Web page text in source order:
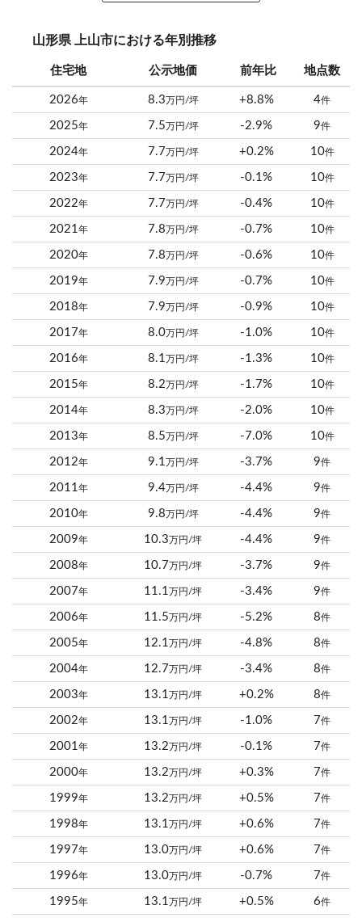
山形県 上山市における年別推移
住宅地 公示地価 前年比 地点数
2026年 8.3 万円/坪 +8.8% 4件
2025年 7.5 万円/坪 -2.9% 9件
2024年 7.7 万円/坪 +0.2% 10件
2023年 7.7 万円/坪 -0.1% 10件
2022年 7.7 万円/坪 -0.4% 10件
2021年 7.8 万円/坪 -0.7% 10件
2020年 7.8 万円/坪 -0.6% 10件
2019年 7.9 万円/坪 -0.7% 10件
2018年 7.9 万円/坪 -0.9% 10件
2017年 8.0万円/坪 -1.0% 10件
2016年 8.1 万円/坪 -1.3% 10件
2015年 8.2 万円/坪 -1.7% 10件
2014年 8.3 万円/坪 -2.0% 10件
2013年 8.5 万円/坪 -7.0% 10件
2012年 9.1 万円/坪 -3.7% 9件
2011年 9.4万円/坪 -4.4% 9件
2010年 9.8 万円/坪 -4.4% 9件
2009年 10.3 万円/坪 -4.4% 9件
2008年 10.7 万円/坪 -3.7% 9件
2007年 11.1 万円/坪 -3.4% 9件
2006年 11.5 万円/坪 -5.2% 8件
2005年 12.1 万円/坪 -4.8% 8件
2004年 12.7 万円/坪 -3.4% 8件
2003年 13.1 万円/坪 +0.2% 8件
2002年 13.1 万円/坪 -1.0% 7件
2001年 13.2 万円/坪 -0.1% 7件
2000年 13.2 万円/坪 +0.3% 7件
1999年 13.2 万円/坪 +0.5% 7件
1998年 13.1 万円/坪 +0.6% 7件
1997年 13.0 万円/坪 +0.6% 7件
1996年 13.0 万円/坪 -0.7% 7件
1995年 13.1 万円/坪 +0.5% 6件